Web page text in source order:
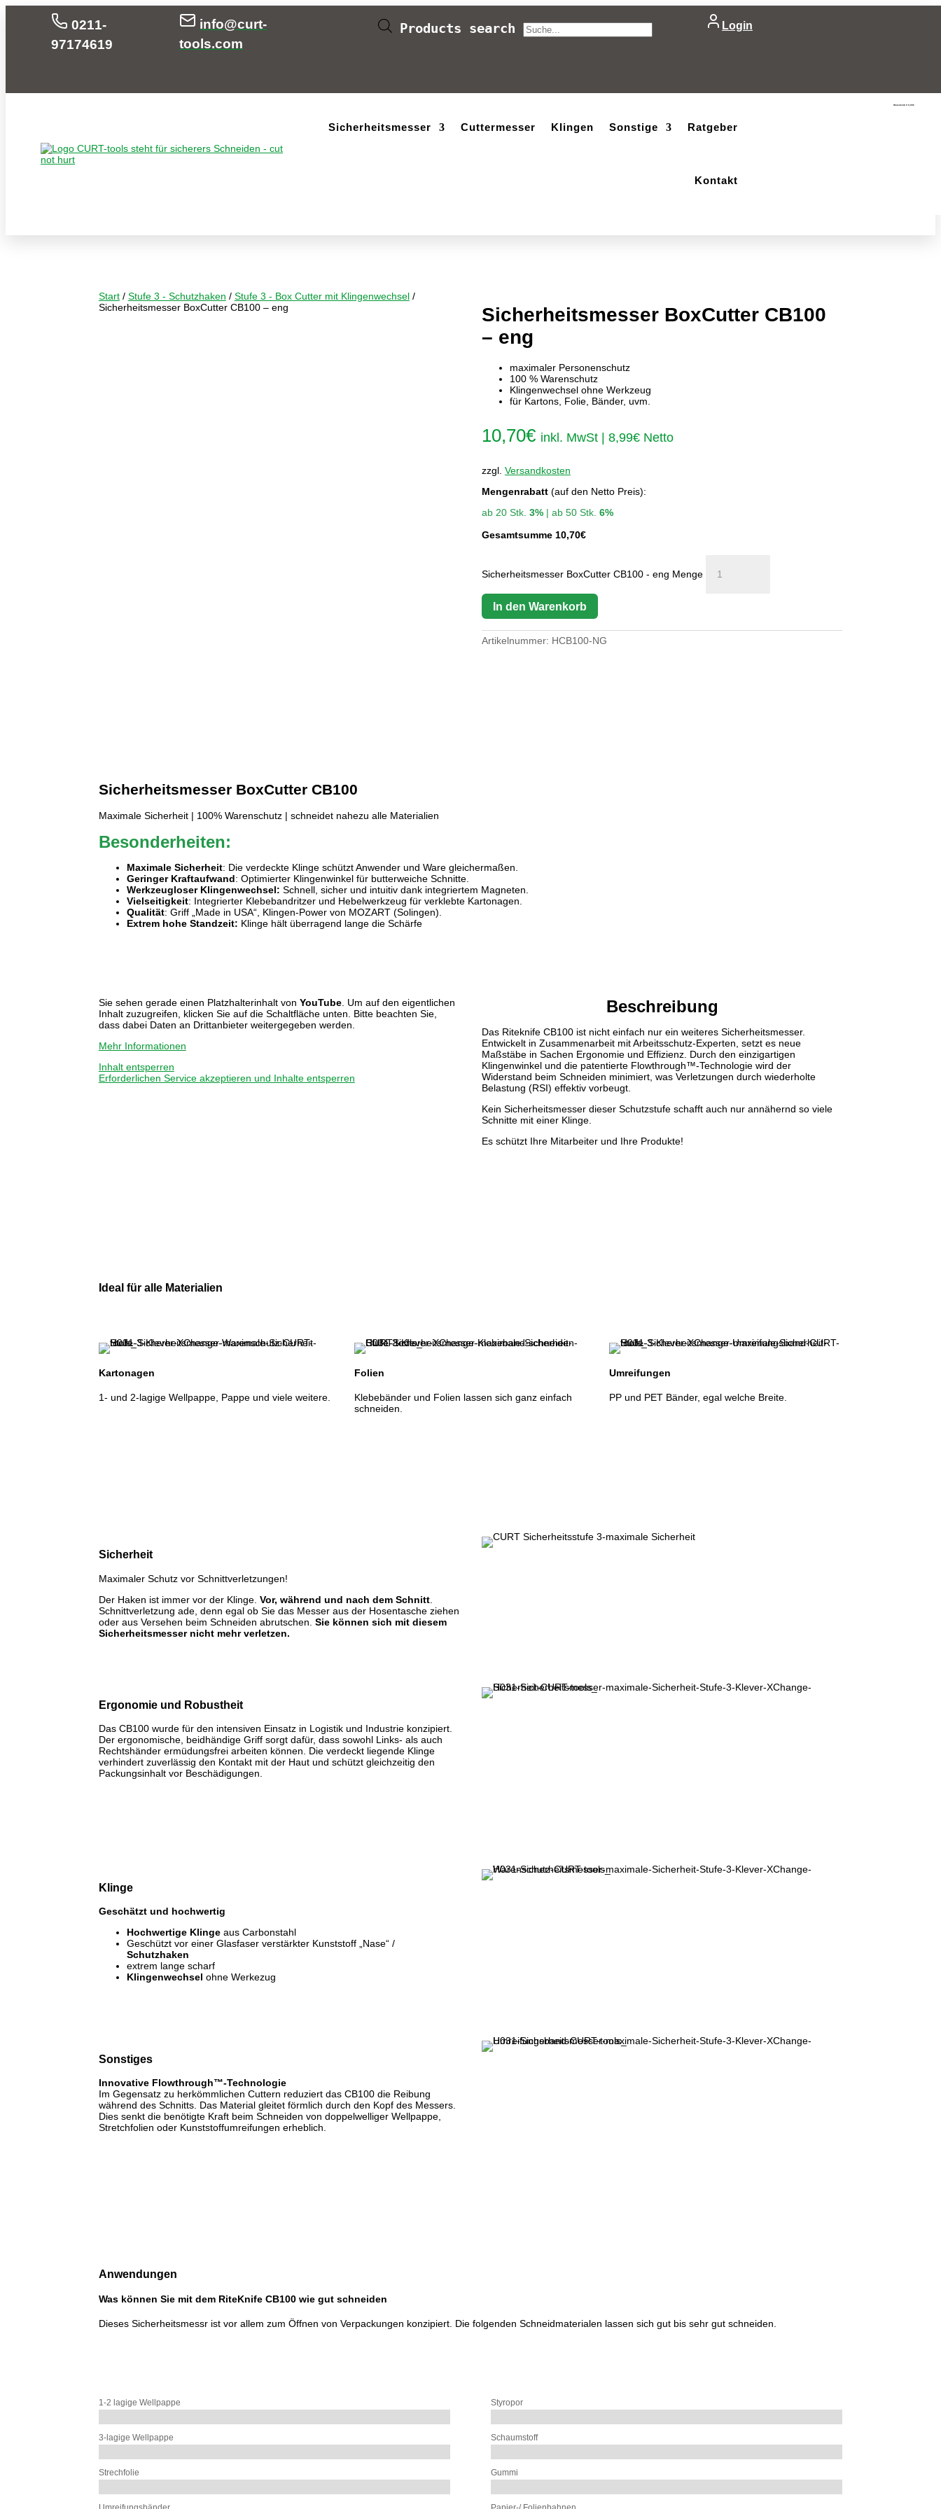
0211-
97174619
info@curt-
tools.com
Products search Login
Sicherheitsmesser Cuttermesser Klingen Sonstige Ratgeber
Kontakt
Warenkorb 0 0,00€
Start/ Stufe 3 - Schutzhaken / Stufe 3 - Box Cutter mit Klingenwechsel/
Sicherheitsmesser BoxCutter CB100 – eng
Sicherheitsmesser BoxCutter CB100
– eng
maximaler Personenschutz
100 % Warenschutz
Klingenwechsel ohne Werkzeug
für Kartons, Folie, Bänder, uvm.
10,70€ inkl. MwSt | 8,99€Netto
zzgl. Versandkosten
Mengenrabatt(auf den Netto Preis):
ab 20 Stk. 3%| ab 50 Stk. 6%
Gesamtsumme 10,70€
Sicherheitsmesser BoxCutter CB100 - eng Menge
In den Warenkorb
Artikelnummer: HCB100-NG
Sicherheitsmesser BoxCutter CB100
Maximale Sicherheit | 100% Warenschutz | schneidet nahezu alle Materialien
Besonderheiten:
Maximale Sicherheit: Die verdeckte Klinge schützt Anwender und Ware gleichermaßen.
Geringer Kraftaufwand: Optimierter Klingenwinkel für butterweiche Schnitte.
Werkzeugloser Klingenwechsel: Schnell, sicher und intuitiv dank integriertem Magneten.
Vielseitigkeit: Integrierter Klebebandritzer und Hebelwerkzeug für verklebte Kartonagen.
Qualität: Griff „Made in USA“, Klingen-Power von MOZART (Solingen).
Extrem hohe Standzeit: Klinge hält überragend lange die Schärfe
Sie sehen gerade einen Platzhalterinhalt von YouTube. Um auf den eigentlichen
Inhalt zuzugreifen, klicken Sie auf die Schaltfläche unten. Bitte beachten Sie,
dass dabei Daten an Drittanbieter weitergegeben werden.
Mehr Informationen
Inhalt entsperren
Erforderlichen Service akzeptieren und Inhalte entsperren
Beschreibung
Das Riteknife CB100 ist nicht einfach nur ein weiteres Sicherheitsmesser.
Entwickelt in Zusammenarbeit mit Arbeitsschutz-Experten, setzt es neue
Maßstäbe in Sachen Ergonomie und Effizienz. Durch den einzigartigen
Klingenwinkel und die patentierte Flowthrough™-Technologie wird der
Widerstand beim Schneiden minimiert, was Verletzungen durch wiederholte
Belastung (RSI) effektiv vorbeugt.
Kein Sicherheitsmesser dieser Schutzstufe schafft auch nur annähernd so viele
Schnitte mit einer Klinge.
Es schützt Ihre Mitarbeiter und Ihre Produkte!
Ideal für alle Materialien
Kartonagen
1- und 2-lagige Wellpappe, Pappe und viele weitere.
Folien
Klebebänder und Folien lassen sich ganz einfach
schneiden.
Umreifungen
PP und PET Bänder, egal welche Breite.
Sicherheit
Maximaler Schutz vor Schnittverletzungen!
Der Haken ist immer vor der Klinge. Vor, während und nach dem Schnitt.
Schnittverletzung ade, denn egal ob Sie das Messer aus der Hosentasche ziehen
oder aus Versehen beim Schneiden abrutschen. Sie können sich mit diesem
Sicherheitsmesser nicht mehr verletzen.
Ergonomie und Robustheit
Das CB100 wurde für den intensiven Einsatz in Logistik und Industrie konzipiert.
Der ergonomische, beidhändige Griff sorgt dafür, dass sowohl Links- als auch
Rechtshänder ermüdungsfrei arbeiten können. Die verdeckt liegende Klinge
verhindert zuverlässig den Kontakt mit der Haut und schützt gleichzeitig den
Packungsinhalt vor Beschädigungen.
Klinge
Geschätzt und hochwertig
Hochwertige Klingeaus Carbonstahl
Geschützt vor einer Glasfaser verstärkter Kunststoff „Nase“ /
Schutzhaken
extrem lange scharf
Klingenwechsel ohne Werkezug
Sonstiges
Innovative Flowthrough™-Technologie
Im Gegensatz zu herkömmlichen Cuttern reduziert das CB100 die Reibung
während des Schnitts. Das Material gleitet förmlich durch den Kopf des Messers.
Dies senkt die benötigte Kraft beim Schneiden von doppelwelliger Wellpappe,
Stretchfolien oder Kunststoffumreifungen erheblich.
Anwendungen
Was können Sie mit dem RiteKnife CB100 wie gut schneiden
Dieses Sicherheitsmessr ist vor allem zum Öffnen von Verpackungen konzipiert. Die folgenden Schneidmaterialen lassen sich gut bis sehr gut schneiden.
1-2 lagige Wellpappe
3-lagige Wellpappe
Strechfolie
Styropor
Schaumstoff
Gummi